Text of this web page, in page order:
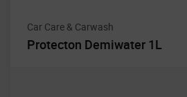
Car Care & Carwash
Protecton Demiwater 1L